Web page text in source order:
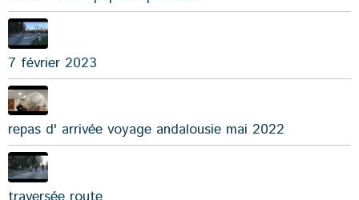
7 février 2023
repas d' arrivée voyage andalousie mai 2022